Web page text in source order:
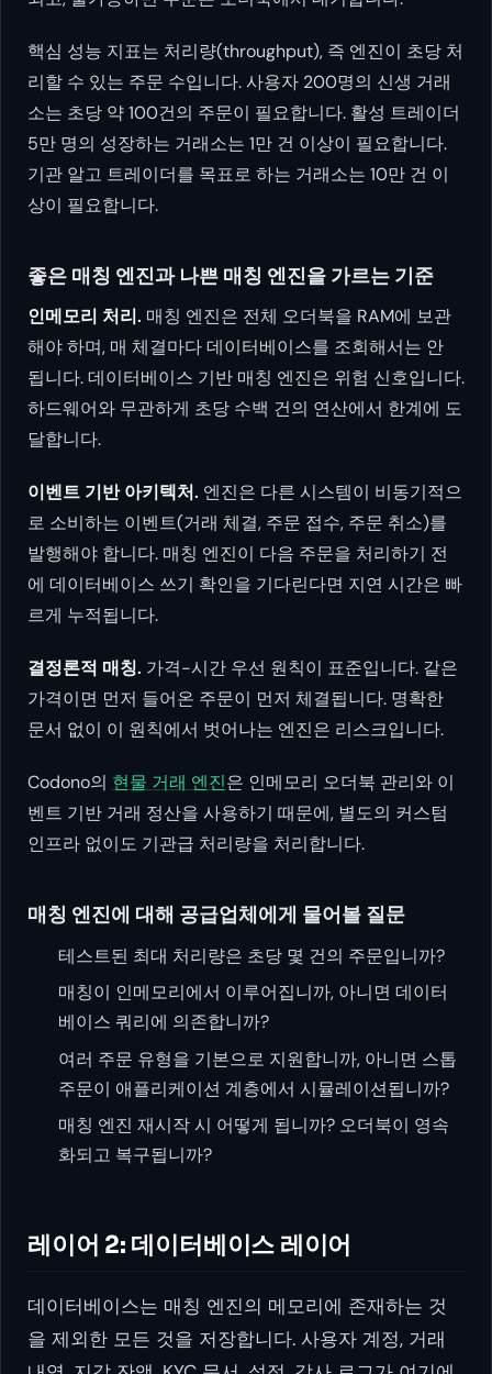
핵심 성능 지표는 처리량(throughput), 즉 엔진이 초당 처
리할 수 있는 주문 수입니다. 사용자 200명의 신생 거래
소는 초당 약 100건의 주문이 필요합니다. 활성 트레이더
5만 명의 성장하는 거래소는 1만 건 이상이 필요합니다.
기관 알고 트레이더를 목표로 하는 거래소는 10만 건 이
상이 필요합니다.
좋은 매칭 엔진과 나쁜 매칭 엔진을 가르는 기준
인메모리 처리. 매칭 엔진은 전체 오더북을 RAM에 보관
해야 하며, 매 체결마다 데이터베이스를 조회해서는 안
됩니다. 데이터베이스 기반 매칭 엔진은 위험 신호입니다.
하드웨어와 무관하게 초당 수백 건의 연산에서 한계에 도
달합니다.
이벤트 기반 아키텍처. 엔진은 다른 시스템이 비동기적으
로 소비하는 이벤트(거래 체결, 주문 접수, 주문 취소)를
발행해야 합니다. 매칭 엔진이 다음 주문을 처리하기 전
에 데이터베이스 쓰기 확인을 기다린다면 지연 시간은 빠
르게 누적됩니다.
결정론적 매칭. 가격-시간 우선 원칙이 표준입니다. 같은
가격이면 먼저 들어온 주문이 먼저 체결됩니다. 명확한
문서 없이 이 원칙에서 벗어나는 엔진은 리스크입니다.
Codono의 현물 거래 엔진은 인메모리 오더북 관리와 이
벤트 기반 거래 정산을 사용하기 때문에, 별도의 커스텀
인프라 없이도 기관급 처리량을 처리합니다.
매칭 엔진에 대해 공급업체에게 물어볼 질문
테스트된 최대 처리량은 초당 몇 건의 주문입니까?
매칭이 인메모리에서 이루어집니까, 아니면 데이터
베이스 쿼리에 의존합니까?
여러 주문 유형을 기본으로 지원합니까, 아니면 스톱
주문이 애플리케이션 계층에서 시뮬레이션됩니까?
매칭 엔진 재시작 시 어떻게 됩니까? 오더북이 영속
화되고 복구됩니까?
레이어 2: 데이터베이스 레이어
데이터베이스는 매칭 엔진의 메모리에 존재하는 것
을 제외한 모든 것을 저장합니다. 사용자 계정, 거래